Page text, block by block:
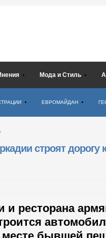
Мода и Стиль
ЕВРОМАЙДАН
строят дорогу к
ресторана